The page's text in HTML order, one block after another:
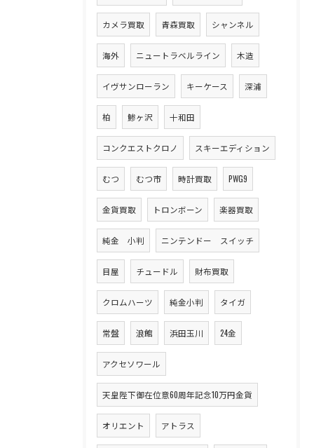
カメラ買取 青森買取 シャンネル
海外 ニュートラベルライン 木造
イヴサンローラン キーケース 深浦
柏 鯵ヶ沢 十和田
コンクエストクロノ スキーエディション
むつ むつ市 時計買取 PWG9
金貨買取 トロンボーン 楽器買取
純金 小判 ニンテンドー スイッチ
目屋 チュードル 財布買取
クロムハーツ 純金小判 タイガ
常盤 浪館 浜田玉川 24金
アクセソワール
天皇陛下御在位意60周年記念10万円金貨
オリエント アトラス